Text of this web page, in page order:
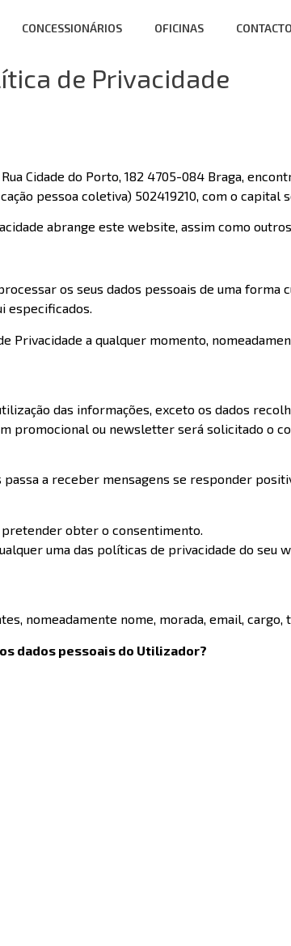
CONCESSIONÁRIOS OFICINAS
de Privacidade
Rua Cidade do Porto, 182 4705-084 Braga,
pessoa coletiva) 502419210, com o capital
abrange este website, assim como
os seus dados pessoais de uma forma
especificados.
Privacidade a qualquer momento,
das informações, exceto os dados
promocional ou newsletter será solicitado o
a receber mensagens se responder
obter o consentimento.
uma das políticas de privacidade do
nomeadamente nome, morada, email,
dados pessoais do Utilizador?